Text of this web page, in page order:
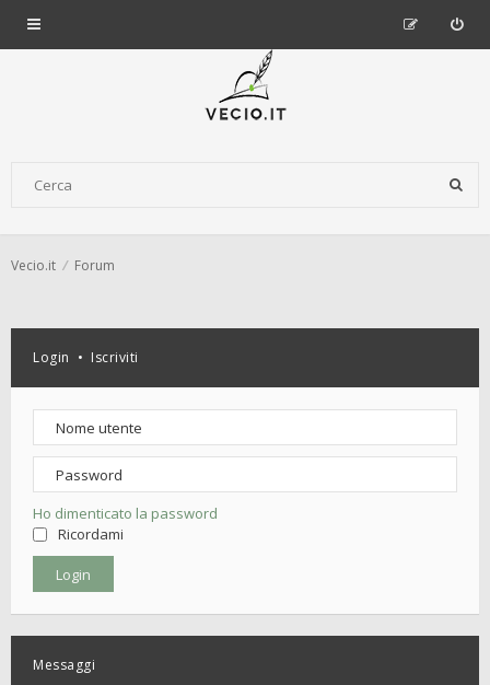
Vecio.it Forum
Login • Iscriviti
Ho dimenticato la password
Ricordami
Messaggi